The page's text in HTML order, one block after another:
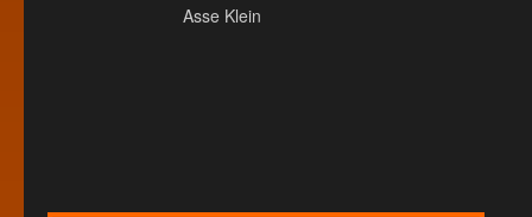
Asse Klein